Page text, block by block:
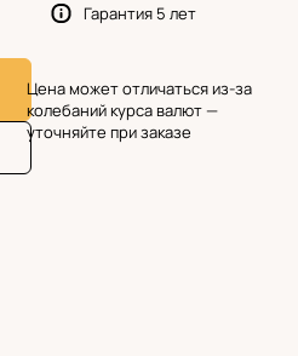
Гарантия 5 лет
Цена может отличаться из-за
колебаний курса валют —
уточняйте при заказе